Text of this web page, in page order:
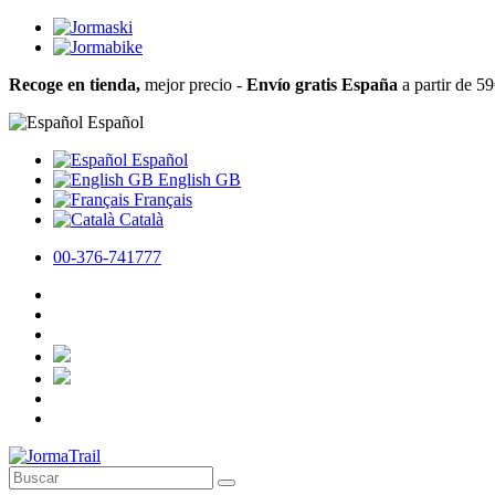
Recoge en tienda, mejor precio - Envío gratis España a partir de
Español
Español
English GB
Français
Català
00-376-741777